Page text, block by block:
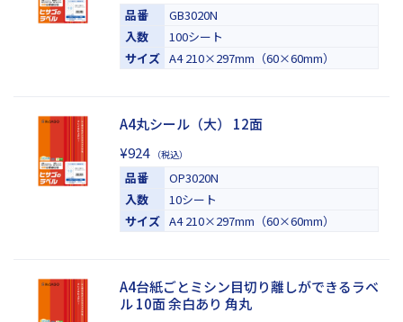
品番
GB3020N
入数
100シート
サイズ A4 210×297mm（60×60mm）
A4丸シール（大） 12面
¥924 （税込）
品番
OP3020N
入数
10シート
サイズ A4 210×297mm（60×60mm）
A4台紙ごとミシン目切り離しができるラベ
ル 10面 余白あり 角丸